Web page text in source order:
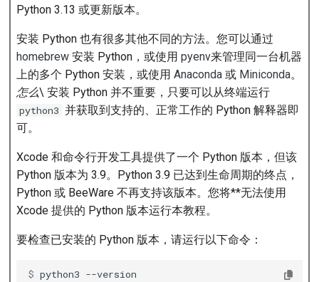
Python 3.13 或更新版本。
安装 Python 也有很多其他不同的方法。您可以通过
homebrew安装 Python，或使用 pyenv来管理同一台机器
上的多个 Python 安装，或使用 Anaconda或 Miniconda。
怎么\ 安装 Python 并不重要，只要可以从终端运行
python3 并获取到支持的、正常工作的 Python 解释器即
可。
Xcode 和命令行开发工具提供了一个 Python 版本，但该
Python 版本为 3.9。Python 3.9 已达到生命周期的终点，
Python 或 BeeWare 不再支持该版本。您将**无法使用
Xcode 提供的 Python 版本运行本教程。
要检查已安装的 Python 版本，请运行以下命令：
$ python3